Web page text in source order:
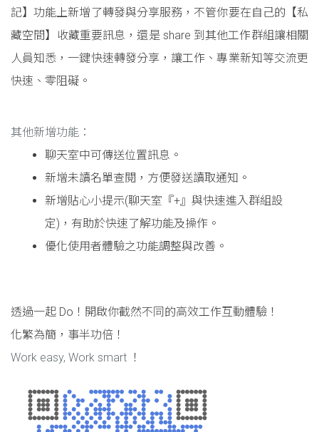
記】功能上新增了轉發與分享服務，不管你要在自己的【私
藏空間】收藏重要訊息，還是 share 到其他工作群組讓相關
人員知悉，一鍵快速轉發分享，讓工作、專業新知等交流更
快速、零阻礙。
其他新增功能：
聊天室中可傳送位置訊息。
新增未讀名單查閱，方便發送讀取通知。
新增貼心小提示(聊天室『+』與快速進入群組設
定)，有助於快速了解功能及操作。
優化使用者體驗之功能調整與改善。
透過一起 Do！開啟你截然不同的高效工作互動體驗！
化繁為簡，事半功倍！
Work easy, Work smart ！